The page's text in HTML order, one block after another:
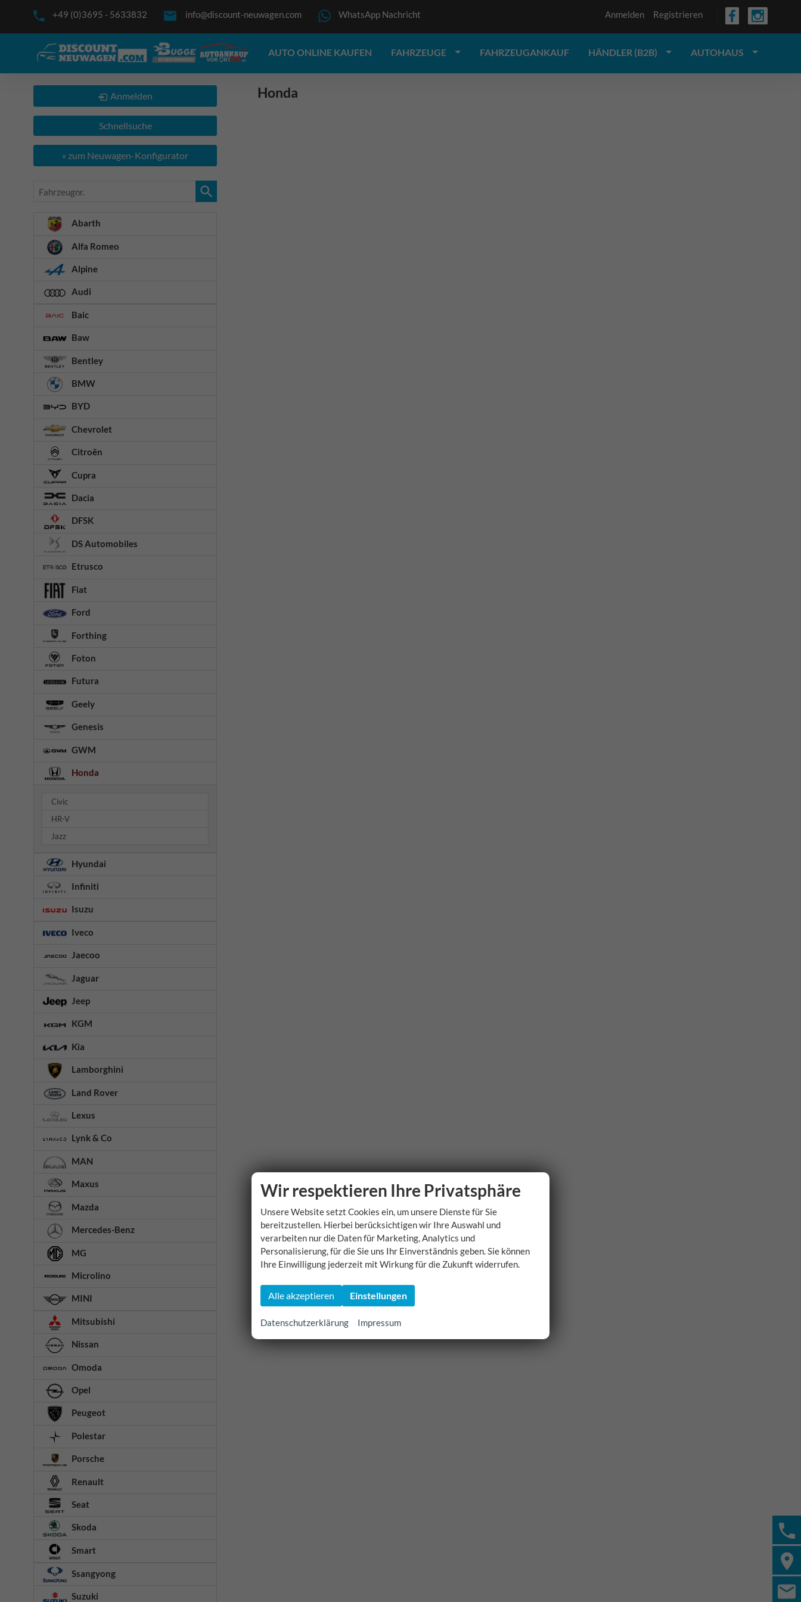
+49 (0)3695 - 5633832 info@discount-neuwagen.com WhatsApp Nachricht Anmelden Registrieren
AUTO ONLINE KAUFEN FAHRZEUGE FAHRZEUGANKAUF HÄNDLER (B2B) AUTOHAUS
Honda
Anmelden
Schnellsuche
» zum Neuwagen-Konfigurator
Fahrzeugnr.
Abarth
Alfa Romeo
Alpine
Audi
Baic
Baw
Bentley
BMW
BYD
Chevrolet
Citroën
Cupra
Dacia
DFSK
DS Automobiles
Etrusco
Fiat
Ford
Forthing
Foton
Futura
Geely
Genesis
GWM
Honda
Civic
HR-V
Jazz
Hyundai
Infiniti
Isuzu
Iveco
Jaecoo
Jaguar
Jeep
KGM
Kia
Lamborghini
Land Rover
Lexus
Lynk & Co
MAN
Maxus
Mazda
Mercedes-Benz
MG
Microlino
MINI
Mitsubishi
Nissan
Omoda
Opel
Peugeot
Polestar
Porsche
Renault
Seat
Skoda
Smart
Ssangyong
Suzuki
Wir respektieren Ihre Privatsphäre
Unsere Website setzt Cookies ein, um unsere Dienste für Sie
bereitzustellen. Hierbei berücksichtigen wir Ihre Auswahl und
verarbeiten nur die Daten für Marketing, Analytics und
Personalisierung, für die Sie uns Ihr Einverständnis geben. Sie können
Ihre Einwilligung jederzeit mit Wirkung für die Zukunft widerrufen.
Alle akzeptieren Einstellungen
Datenschutzerklärung Impressum